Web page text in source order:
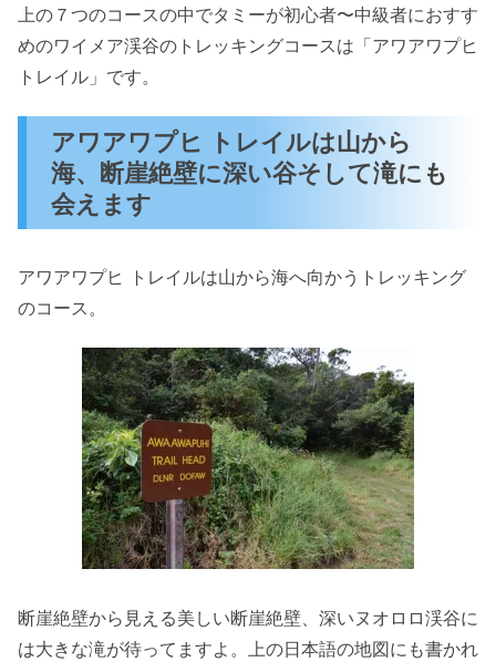
上の７つのコースの中でタミーが初心者〜中級者におすす
めのワイメア渓谷のトレッキングコースは「アワアワプヒ
トレイル」です。
アワアワプヒ トレイルは山から
海、断崖絶壁に深い谷そして滝にも
会えます
アワアワプヒ トレイルは山から海へ向かうトレッキング
のコース。
断崖絶壁から見える美しい断崖絶壁、深いヌオロロ渓谷に
は大きな滝が待ってますよ。上の日本語の地図にも書かれ